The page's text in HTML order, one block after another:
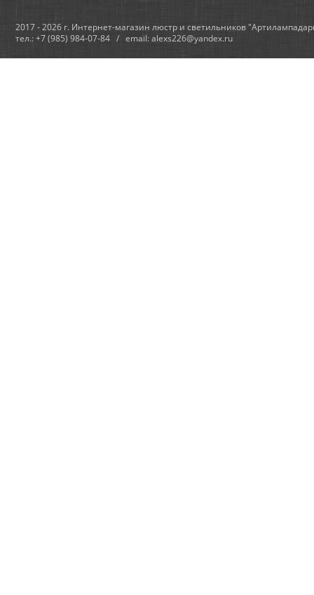
2017 - 2026 г. Интернет-магазин люстр и светильников
тел.: +7 (985) 984-07-84 / email: alexs226@yandex.ru